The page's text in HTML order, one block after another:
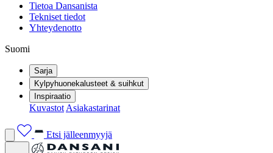
Tietoa Dansanista
Tekniset tiedot
Yhteydenotto
Suomi
Sarja
Kylpyhuonekalusteet & suihkut
Inspiraatio
Kuvastot Asiakastarinat
Etsi jälleenmyyjä